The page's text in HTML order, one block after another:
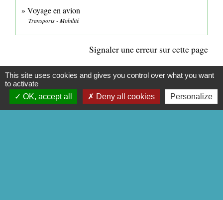
Voyage en avion
Transports - Mobilité
Signaler une erreur sur cette page
CONTACTS
This site uses cookies and gives you control over what you want
to activate
OK, accept all
Deny all cookies Personalize